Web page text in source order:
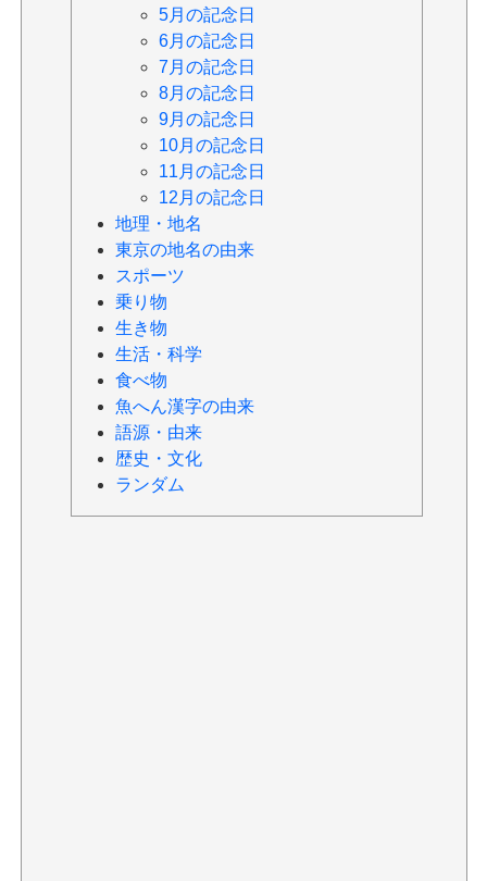
5月の記念日
6月の記念日
7月の記念日
8月の記念日
9月の記念日
10月の記念日
11月の記念日
12月の記念日
地理・地名
東京の地名の由来
スポーツ
乗り物
生き物
生活・科学
食べ物
魚へん漢字の由来
語源・由来
歴史・文化
ランダム